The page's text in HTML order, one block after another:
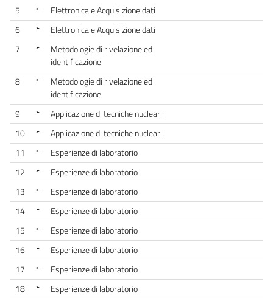
5
*
Elettronica e Acquisizione dati
6
*
Elettronica e Acquisizione dati
7
*
Metodologie di rivelazione ed
identificazione
8
*
Metodologie di rivelazione ed
identificazione
9
*
Applicazione di tecniche nucleari
10
*
Applicazione di tecniche nucleari
11
*
Esperienze di laboratorio
12
*
Esperienze di laboratorio
13
*
Esperienze di laboratorio
14
*
Esperienze di laboratorio
15
*
Esperienze di laboratorio
16
*
Esperienze di laboratorio
17
*
Esperienze di laboratorio
18
*
Esperienze di laboratorio